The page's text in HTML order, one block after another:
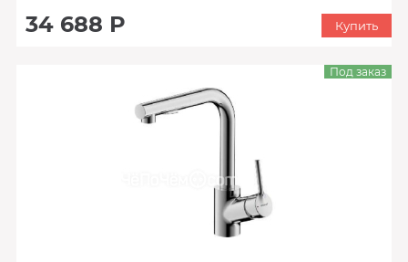
34 688 Р Купить
Под заказ